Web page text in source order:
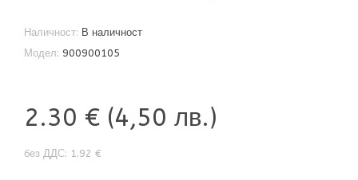
Наличност: В наличност
Модел: 900900105
2.30 € (4,50 лв.)
без ДДС: 1.92 €